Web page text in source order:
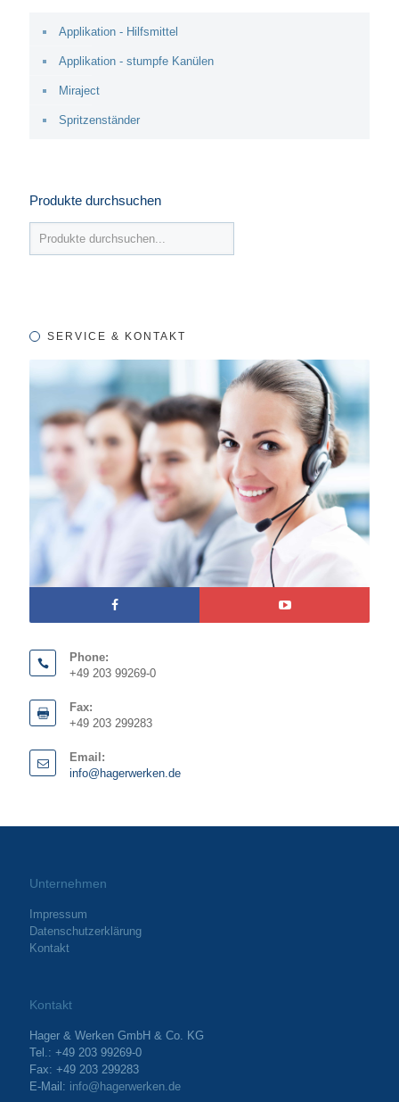
Applikation - Hilfsmittel
Applikation - stumpfe Kanülen
Miraject
Spritzenständer
Produkte durchsuchen
SERVICE & KONTAKT
Phone:
+49 203 99269-0
Fax:
+49 203 299283
Email:
info@hagerwerken.de
Unternehmen
Impressum
Datenschutzerklärung
Kontakt
Kontakt
Hager & Werken GmbH & Co. KG
Tel.: +49 203 99269-0
Fax: +49 203 299283
E-Mail: info@hagerwerken.de